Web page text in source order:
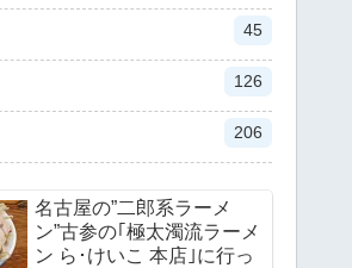
45
126
206
名古屋の”二郎系ラーメ
ン”古参の｢極太濁流ラーメ
ン ら･けいこ 本店｣に行っ